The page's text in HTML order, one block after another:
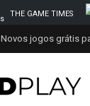
THE GAME TIMES
Novos jogos grátis